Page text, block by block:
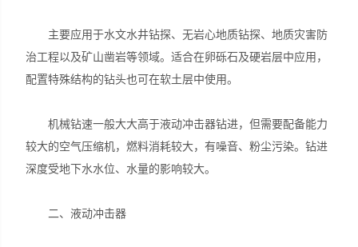
主要应用于水文水井钻探、无岩心地质钻探、地质灾害防
治工程以及矿山凿岩等领域。适合在卵砾石及硬岩层中应用，
配置特殊结构的钻头也可在软土层中使用。
机械钻速一般大大高于液动冲击器钻进，但需要配备能力
较大的空气压缩机，燃料消耗较大，有噪音、粉尘污染。钻进
深度受地下水水位、水量的影响较大。
二、液动冲击器